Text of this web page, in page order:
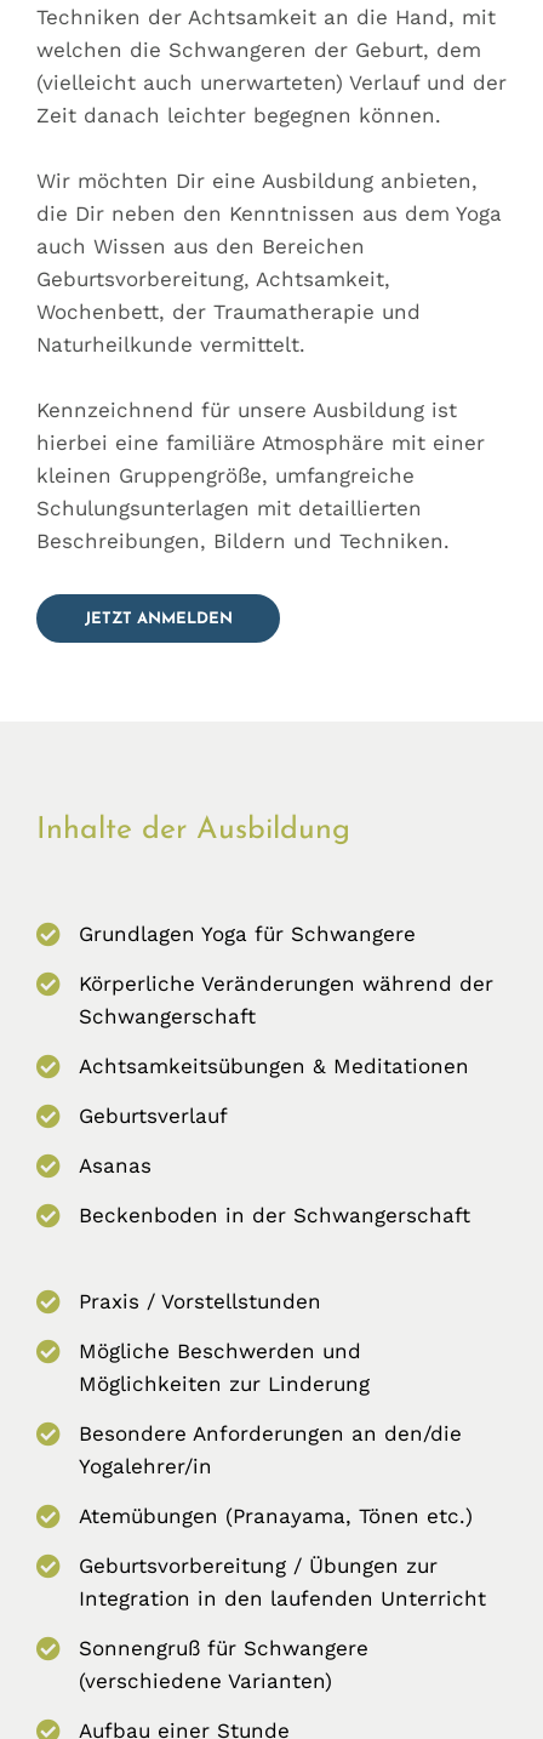
Techniken der Achtsamkeit an die Hand, mit
welchen die Schwangeren der Geburt, dem
(vielleicht auch unerwarteten) Verlauf und der
Zeit danach leichter begegnen können.
Wir möchten Dir eine Ausbildung anbieten,
die Dir neben den Kenntnissen aus dem Yoga
auch Wissen aus den Bereichen
Geburtsvorbereitung, Achtsamkeit,
Wochenbett, der Traumatherapie und
Naturheilkunde vermittelt.
Kennzeichnend für unsere Ausbildung ist
hierbei eine familiäre Atmosphäre mit einer
kleinen Gruppengröße, umfangreiche
Schulungsunterlagen mit detaillierten
Beschreibungen, Bildern und Techniken.
JETZT ANMELDEN
Inhalte der Ausbildung
Grundlagen Yoga für Schwangere
Körperliche Veränderungen während der
Schwangerschaft
Achtsamkeitsübungen & Meditationen
Geburtsverlauf
Asanas
Beckenboden in der Schwangerschaft
Praxis / Vorstellstunden
Mögliche Beschwerden und
Möglichkeiten zur Linderung
Besondere Anforderungen an den/die
Yogalehrer/in
Atemübungen (Pranayama, Tönen etc.)
Geburtsvorbereitung / Übungen zur
Integration in den laufenden Unterricht
Sonnengruß für Schwangere
(verschiedene Varianten)
Aufbau einer Stunde